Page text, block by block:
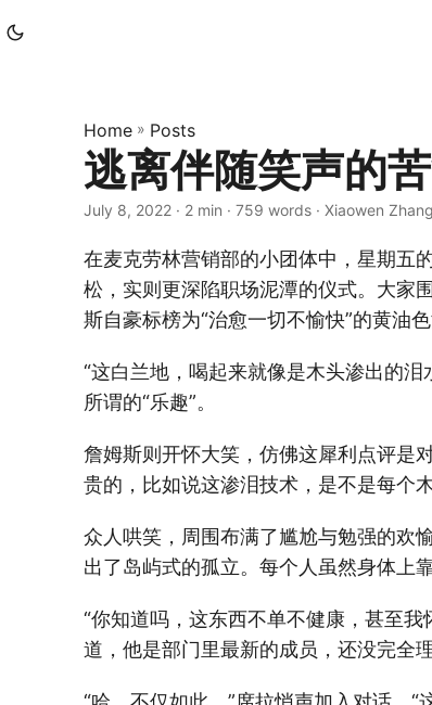
Home » Posts
逃离伴随笑声的
July 8, 2022 · 2 min · 759 words · Xiaowen Zhang
在麦克劳林营销部的小团体中，星期五
松，实则更深陷职场泥潭的仪式。大家
斯自豪标榜为“治愈一切不愉快”的黄油
“这白兰地，喝起来就像是木头渗出的
所谓的“乐趣”。
詹姆斯则开怀大笑，仿佛这犀利点评是
贵的，比如说这渗泪技术，是不是每个
众人哄笑，周围布满了尴尬与勉强的欢
出了岛屿式的孤立。每个人虽然身体上
“你知道吗，这东西不单不健康，甚至
道，他是部门里最新的成员，还没完全